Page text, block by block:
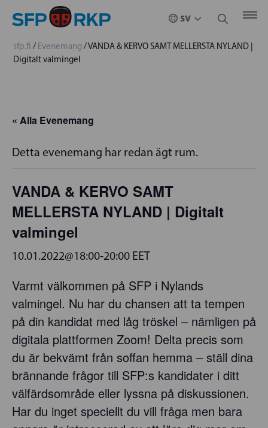
sfp.fi / Evenemang /VANDA & KERVO SAMT MELLERSTA NYLAND |
Digitalt valmingel
« Alla Evenemang
Detta evenemang har redan ägt rum.
VANDA & KERVO SAMT
MELLERSTA NYLAND | Digitalt
valmingel
10.01.2022@18:00-20:00 EET
Varmt välkommen på SFP i Nylands
valmingel. Nu har du chansen att ta tempen
på din kandidat med låg tröskel – nämligen på
digitala plattformen Zoom! Delta precis som
du är bekvämt från soffan hemma – ställ dina
brännande frågor till SFP:s kandidater i ditt
välfärdsområde eller lyssna på diskussionen.
Har du inget speciellt du vill fråga men bara